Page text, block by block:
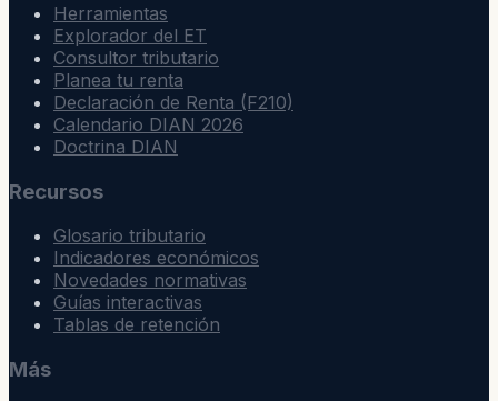
Herramientas
Explorador del ET
Consultor tributario
Planea tu renta
Declaración de Renta (F210)
Calendario DIAN 2026
Doctrina DIAN
Recursos
Glosario tributario
Indicadores económicos
Novedades normativas
Guías interactivas
Tablas de retención
Más